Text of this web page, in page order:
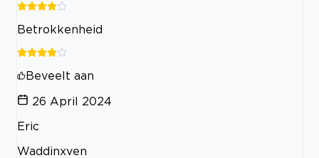
Betrokkenheid
Beveelt aan
26 April 2024
Eric
Waddinxven